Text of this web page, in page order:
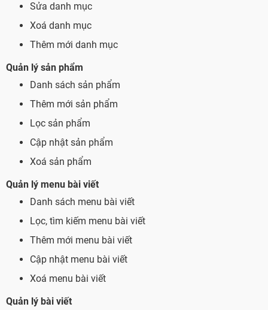
Sửa danh mục
Xoá danh mục
Thêm mới danh mục
Quản lý sản phẩm
Danh sách sản phẩm
Thêm mới sản phẩm
Lọc sản phẩm
Cập nhật sản phẩm
Xoá sản phẩm
Quản lý menu bài viết
Danh sách menu bài viết
Lọc, tìm kiếm menu bài viết
Thêm mới menu bài viết
Cập nhật menu bài viết
Xoá menu bài viết
Quản lý bài viết